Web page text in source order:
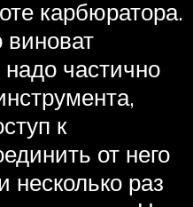
карбюратора.
виноват
частично
к
от него
раз